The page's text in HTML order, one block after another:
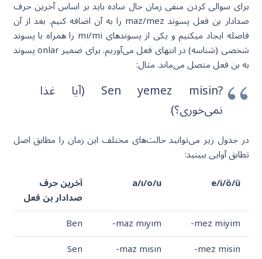
برای سوالی کردن منفی زمان حال ساده باید بر اساس آخرین حرف
صدادار بن فعل پسوند maz/mez را به آن اضافه کنیم. بعد از آن
فاصله ایجاد می‎کنیم و یکی از پسوندهای mı/mi را همراه با پسوند
شخصی (شناسه) در انتهای فعل می‌آوریم. برای ضمیر onlar پسوند
به بن فعل متصل می‌ماند. مثال:
?Sen yemez misin (آیا غذا
نمی‌خوری؟)
در جدول زیر می‌توانید حالت‌های مختلف این زمان را مطابق اصل
تطابق آوایی ببینید:
e/i/ö/ü
a/ı/o/u آخرین حرف
صدادار بن فعل
-mez miyim
-maz mıyım
Ben
-mez misin
-maz mısın
Sen